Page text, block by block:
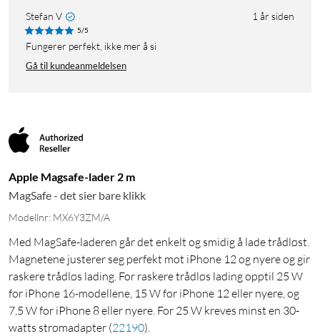
Stefan V 1 år siden
5/5
Fungerer perfekt, ikke mer å si
Gå til kundeanmeldelsen
Apple Magsafe-lader 2 m
MagSafe - det sier bare klikk
Modellnr: MX6Y3ZM/A
Med MagSafe-laderen går det enkelt og smidig å lade trådløst.
Magnetene justerer seg perfekt mot iPhone 12 og nyere og gir
raskere trådløs lading. For raskere trådløs lading opptil 25 W
for iPhone 16-modellene, 15 W for iPhone 12 eller nyere, og
7,5 W for iPhone 8 eller nyere. For 25 W kreves minst en 30-
watts strømadapter (22190).